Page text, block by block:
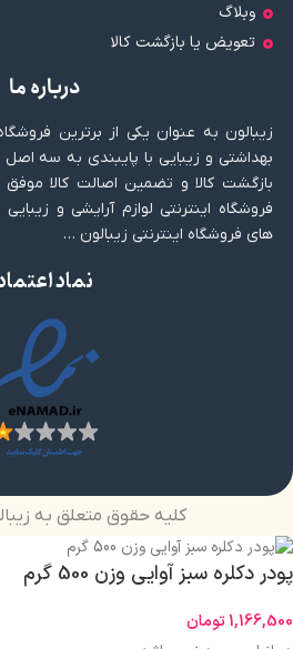
وبلاگ
تعویض یا بازگشت کالا
درباره ما
زیبالون به عنوان یکی از برترین
بازگشت کالا و تضمین اصالت کالا
فروشگاه اینترنتی لوازم آرایشی و
های فروشگاه اینترنتی زیبالون …
نماد
کلیه حقوق متعلق به
پودر دکلره سبز آوایی وزن 500 گرم
1,166,500تومان